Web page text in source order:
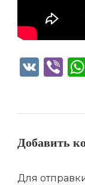
VK
Добавить
Для